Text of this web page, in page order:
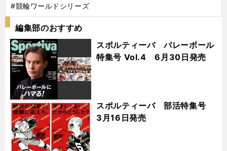
#競輪ワールドシリーズ
編集部のおすすめ
スポルティーバ バレーボール
特集号 Vol.4 6月30日発売
スポルティーバ 部活特集号
3月16日発売